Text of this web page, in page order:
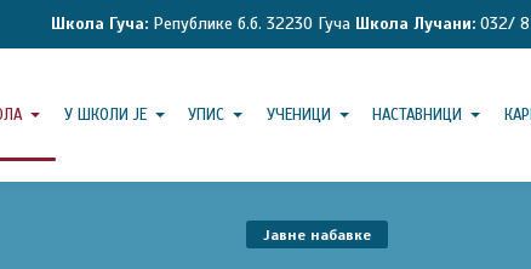
Школа Гуча: Републике б.б. 32230 Гуча Школа Лучани: 032/
У ШКОЛИ ЈЕ УПИС УЧЕНИЦИ НАСТАВНИЦИ
Јавне набавке